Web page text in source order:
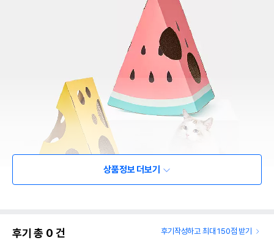
상품정보 더보기
후기 총 0 건 후기작성하고 최대 150점 받기